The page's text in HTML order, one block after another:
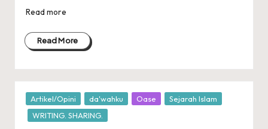
Read more
Read More
Posted
in
Artikel/Opini da'wahku Oase
Sejarah Islam
WRITING. SHARING.